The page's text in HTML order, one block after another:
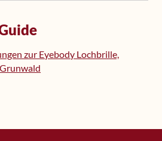
zur Eyebody Lochbrille,